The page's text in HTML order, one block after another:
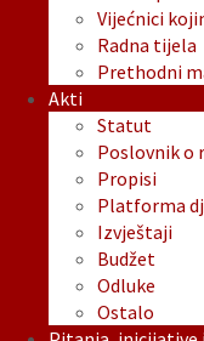
Vijećnici
Radna tijela
Prethodni
Akti
Statut
Poslovnik o
Propisi
Platforma
Izvještaji
Budžet
Odluke
Ostalo